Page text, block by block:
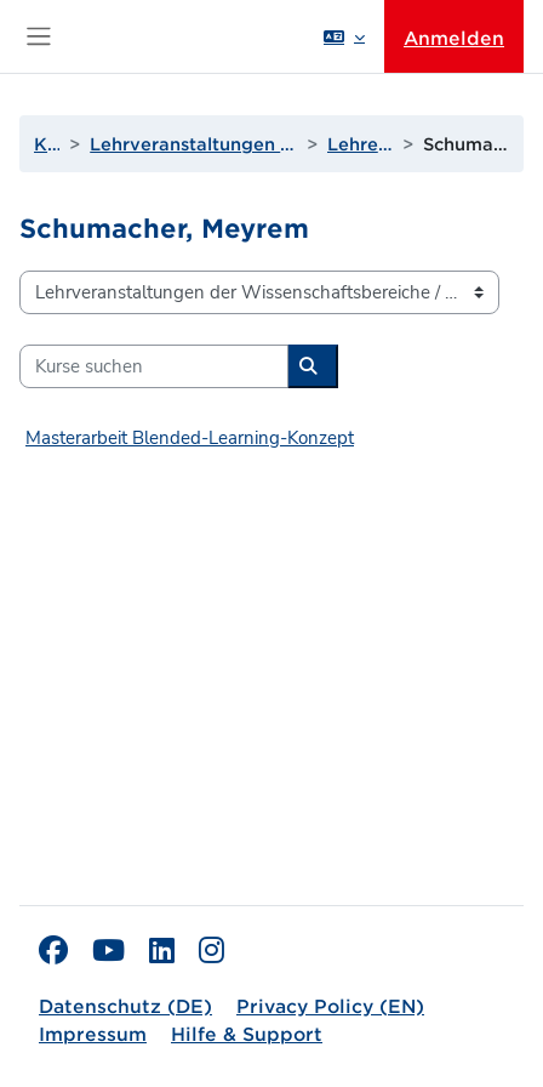
Anmelden
Kurse Lehrveranstaltungen der Wissenschaftsbereiche Lehrende Q bis T Schumacher, Meyrem
Schumacher, Meyrem
Kursbereiche
Kurse suchen
Kurse suchen
Masterarbeit Blended-Learning-Konzept
Datenschutz (DE)
Privacy Policy (EN)
Impressum
Hilfe & Support